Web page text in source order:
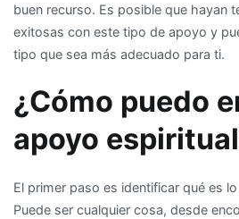
buen recurso. Es posible que hayan
exitosas con este tipo de apoyo y
tipo que sea más adecuado para ti.
¿Cómo puedo
apoyo
El primer paso es identificar qué es
Puede ser cualquier cosa, desde